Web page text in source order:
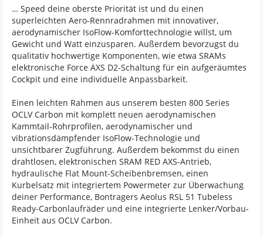
… Speed deine oberste Priorität ist und du einen
superleichten Aero-Rennradrahmen mit innovativer,
aerodynamischer IsoFlow-Komforttechnologie willst, um
Gewicht und Watt einzusparen. Außerdem bevorzugst du
qualitativ hochwertige Komponenten, wie etwa SRAMs
elektronische Force AXS D2-Schaltung für ein aufgeräumtes
Cockpit und eine individuelle Anpassbarkeit.
Einen leichten Rahmen aus unserem besten 800 Series
OCLV Carbon mit komplett neuen aerodynamischen
Kammtail-Rohrprofilen, aerodynamischer und
vibrationsdämpfender IsoFlow-Technologie und
unsichtbarer Zugführung. Außerdem bekommst du einen
drahtlosen, elektronischen SRAM RED AXS-Antrieb,
hydraulische Flat Mount-Scheibenbremsen, einen
Kurbelsatz mit integriertem Powermeter zur Überwachung
deiner Performance, Bontragers Aeolus RSL 51 Tubeless
Ready-Carbonlaufräder und eine integrierte Lenker/Vorbau-
Einheit aus OCLV Carbon.